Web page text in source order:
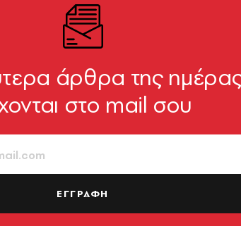
άνω των 65
άρθρα της
στο mail σου
ΕΓΓΡΑΦΗ